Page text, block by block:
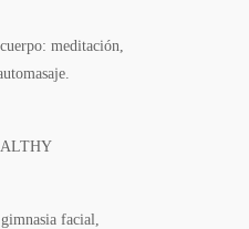
meditación,
facial,